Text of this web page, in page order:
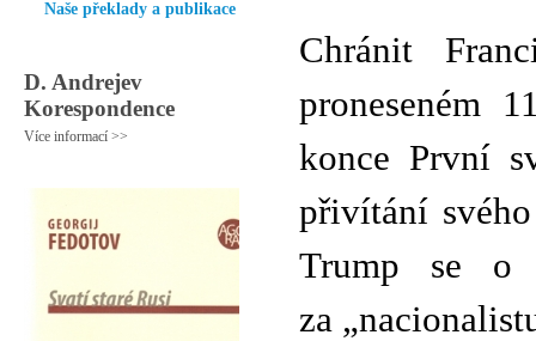
Naše překlady a publikace
D. Andrejev
Korespondence
Více informací >>
Chránit
proneseném
konce První
přivítání svého
Trump se o
za